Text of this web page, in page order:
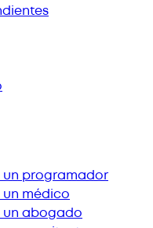
un programador
médico
un abogado